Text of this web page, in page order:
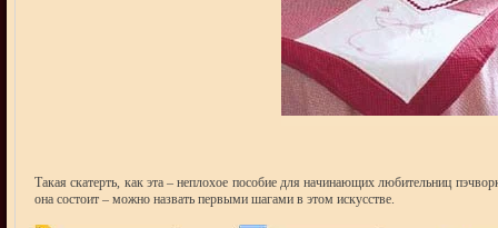
Такая скатерть, как эта – неплохое пособие для начинающих любительниц
она состоит – можно назвать первыми шагами в этом искусстве.